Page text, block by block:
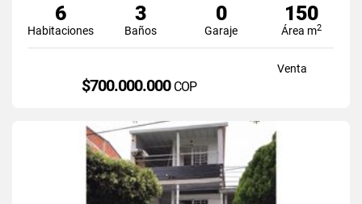
6
Habitaciones
3
Baños
0
Garaje
150
Área m2
Venta
$700.000.000 COP